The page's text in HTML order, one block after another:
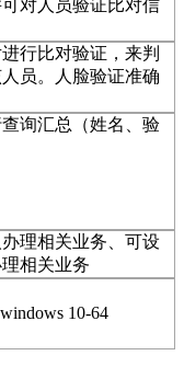
对人员验证比对信
行比对验证，来判
员。人脸验证准确
询汇总（姓名、验
理相关业务、可设
相关业务
10-64